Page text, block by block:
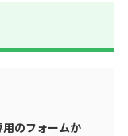
のフォームか